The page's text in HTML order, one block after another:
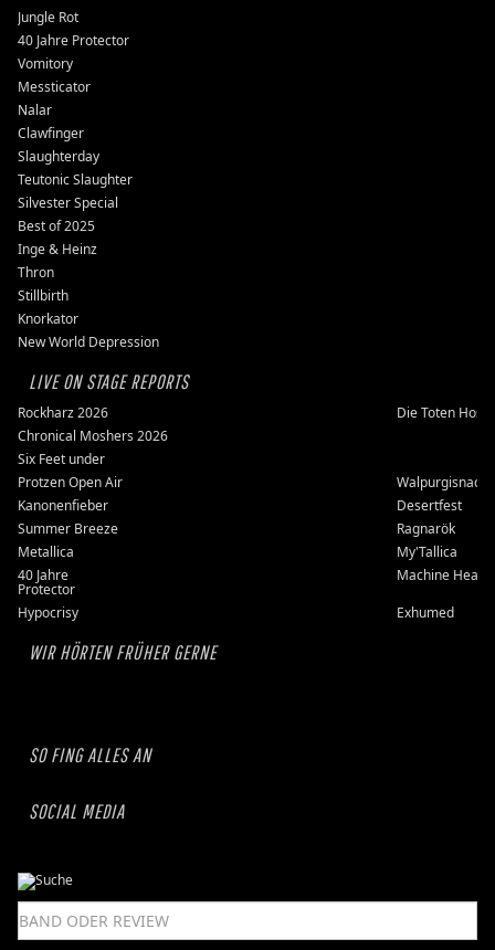
Jungle Rot
40 Jahre Protector
Vomitory
Messticator
Nalar
Clawfinger
Slaughterday
Teutonic Slaughter
Silvester Special
Best of 2025
Inge & Heinz
Thron
Stillbirth
Knorkator
New World Depression
LIVE ON STAGE REPORTS
Rockharz 2026
Die Toten
Chronical Moshers 2026
Six Feet under
Protzen Open Air
Walpurgisnacht
Kanonenfieber
Desertfest
Summer Breeze
Ragnarök
Metallica
My'Tallica
40 Jahre
Protector
Machine Head
Hypocrisy
Exhumed
WIR HÖRTEN FRÜHER GERNE
SO FING ALLES AN
SOCIAL MEDIA